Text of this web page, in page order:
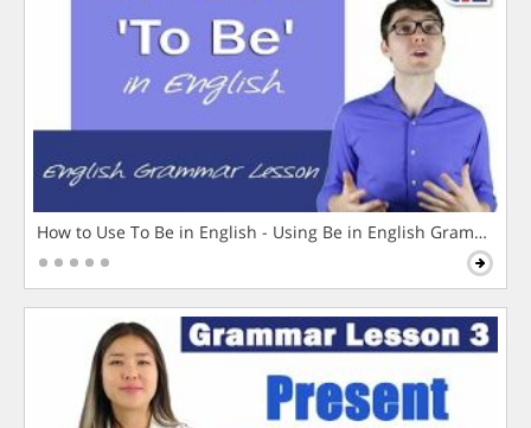
How to Use To Be in English - Using Be in English Grammar